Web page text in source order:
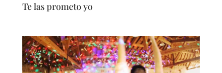
Te las prometo yo